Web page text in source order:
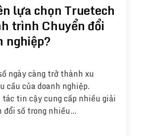
lựa chọn Truetech
trình Chuyển đổi
nghiệp?
ngày càng trở thành xu
cầu của doanh nghiệp.
tin cậy cung cấp nhiều giải
đổi số trong nhiều…